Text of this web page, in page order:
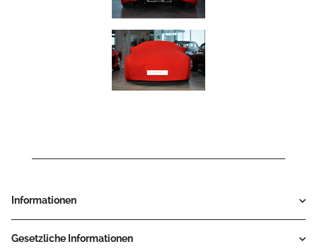
Informationen
Gesetzliche Informationen